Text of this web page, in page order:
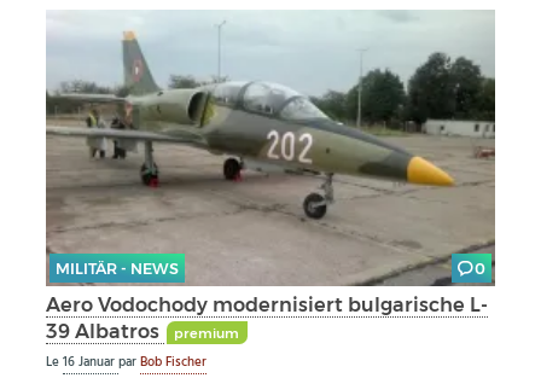
MILITÄR - NEWS 0
Aero Vodochody modernisiert bulgarische L-
39 Albatros
premium
Le16 JanuarparBob Fischer